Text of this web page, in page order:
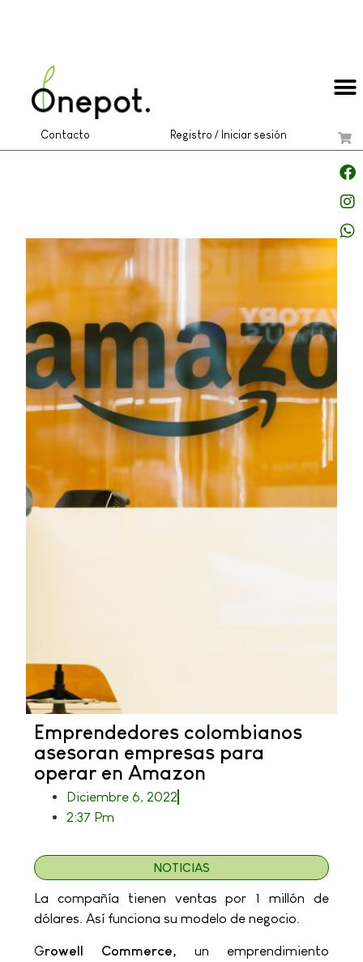
Contacto Registro / Iniciar sesión
Emprendedores colombianos
asesoran empresas para
operar en Amazon
Diciembre 6, 2022
2:37 Pm
NOTICIAS
La compañía tienen ventas por 1 millón de
dólares. Así funciona su modelo de negocio.
Growell Commerce, un emprendimiento